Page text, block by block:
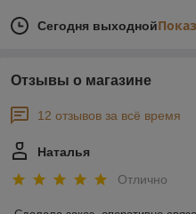
Сегодня выходной
Отзывы о магазине
12 отзывов за всё время
Наталья
Отлично